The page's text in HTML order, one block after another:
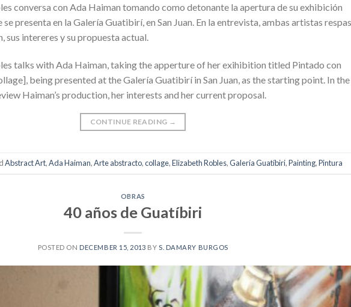
conversa con Ada Haiman tomando como detonante la apertura de su exhibición
presenta en la Galería Guatibirí, en San Juan. En la entrevista, ambas artistas
sus intereres y su propuesta actual.
talks with Ada Haiman, taking the apperture of her exihibition titled Pintado con
being presented at the Galería Guatibirí in San Juan, as the starting point. In the
Haiman’s production, her interests and her current proposal.
CONTINUE READING →
Abstract Art,Ada Haiman,Arte abstracto,collage,Elizabeth Robles,Galería Guatíbiri,Painting,Pintura
OBRAS
40 años de Guatíbiri
POSTED ON DECEMBER 15, 2013 BY S. DAMARY BURGOS